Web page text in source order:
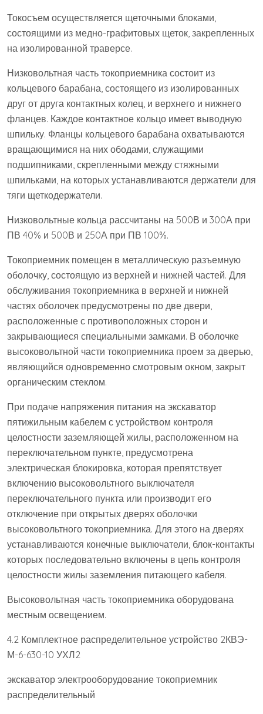
Токосъем осуществляется щеточными блоками,
состоящими из медно-графитовых щеток, закрепленных
на изолированной траверсе.
Низковольтная часть токоприемника состоит из
кольцевого барабана, состоящего из изолированных
друг от друга контактных колец, и верхнего и нижнего
фланцев. Каждое контактное кольцо имеет выводную
шпильку. Фланцы кольцевого барабана охватываются
вращающимися на них ободами, служащими
подшипниками, скрепленными между стяжными
шпильками, на которых устанавливаются держатели для
тяги щеткодержатели.
Низковольтные кольца рассчитаны на 500В и 300А при
ПВ 40% и 500В и 250А при ПВ 100%.
Токоприемник помещен в металлическую разъемную
оболочку, состоящую из верхней и нижней частей. Для
обслуживания токоприемника в верхней и нижней
частях оболочек предусмотрены по две двери,
расположенные с противоположных сторон и
закрывающиеся специальными замками. В оболочке
высоковольтной части токоприемника проем за дверью,
являющийся одновременно смотровым окном, закрыт
органическим стеклом.
При подаче напряжения питания на экскаватор
пятижильным кабелем с устройством контроля
целостности заземляющей жилы, расположенном на
переключательном пункте, предусмотрена
электрическая блокировка, которая препятствует
включению высоковольтного выключателя
переключательного пункта или производит его
отключение при открытых дверях оболочки
высоковольтного токоприемника. Для этого на дверях
устанавливаются конечные выключатели, блок-контакты
которых последовательно включены в цепь контроля
целостности жилы заземления питающего кабеля.
Высоковольтная часть токоприемника оборудована
местным освещением.
4.2 Комплектное распределительное устройство 2КВЭ-
М-6-630-10 УХЛ2
экскаватор электрооборудование токоприемник
распределительный